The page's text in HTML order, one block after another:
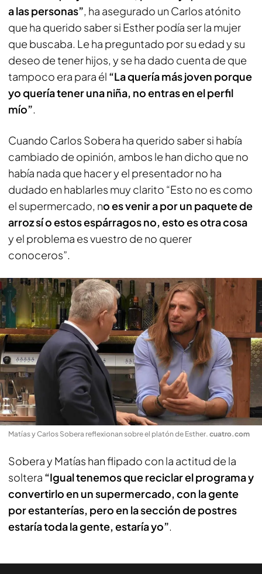
a las personas”, ha asegurado un Carlos atónito
que ha querido saber si Esther podía ser la mujer
que buscaba. Le ha preguntado por su edad y su
deseo de tener hijos, y se ha dado cuenta de que
tampoco era para él “La quería más joven porque
yo quería tener una niña, no entras en el perfil
mío”.
Cuando Carlos Sobera ha querido saber si había
cambiado de opinión, ambos le han dicho que no
había nada que hacer y el presentador no ha
dudado en hablarles muy clarito “Esto no es como
el supermercado, no es venir a por un paquete de
arroz sí o estos espárragos no, esto es otra cosa
y el problema es vuestro de no querer
conoceros”.
Matías y Carlos Sobera reflexionan sobre el platón de Esther. cuatro.com
Sobera y Matías han flipado con la actitud de la
soltera “Igual tenemos que reciclar el programa y
convertirlo en un supermercado, con la gente
por estanterías, pero en la sección de postres
estaría toda la gente, estaría yo”.